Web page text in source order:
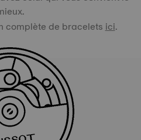
complète de braceletsici.
ACIER MAILLE
20 MM
facile